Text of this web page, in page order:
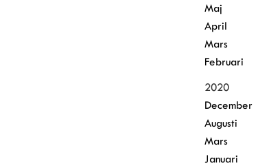
Maj
April
Mars
Februari
2020
December
Augusti
Mars
Januari